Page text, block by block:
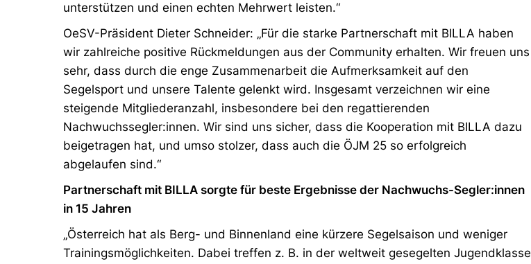
unterstützen und einen echten Mehrwert leisten.“
OeSV-Präsident Dieter Schneider: „Für die starke Partnerschaft mit BILLA haben
wir zahlreiche positive Rückmeldungen aus der Community erhalten. Wir freuen uns
sehr, dass durch die enge Zusammenarbeit die Aufmerksamkeit auf den
Segelsport und unsere Talente gelenkt wird. Insgesamt verzeichnen wir eine
steigende Mitgliederanzahl, insbesondere bei den regattierenden
Nachwuchssegler:innen. Wir sind uns sicher, dass die Kooperation mit BILLA dazu
beigetragen hat, und umso stolzer, dass auch die ÖJM 25 so erfolgreich
abgelaufen sind.“
Partnerschaft mit BILLA sorgte für beste Ergebnisse der Nachwuchs-Segler:innen
in 15 Jahren
„Österreich hat als Berg- und Binnenland eine kürzere Segelsaison und weniger
Trainingsmöglichkeiten. Dabei treffen z. B. in der weltweit gesegelten Jugendklasse